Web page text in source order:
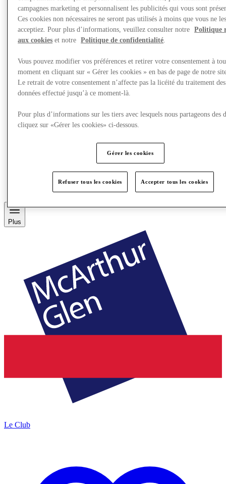
Découvrez la région
Carte Cadeau
Plus
Le Club
campagnes marketing et personnalisent les publicités qui vous sont
Ces cookies non nécessaires ne seront pas utilisés à moins que vous ne
acceptiez. Pour plus d’informations, veuillez consulter notre
Politique
aux cookies et notre Politique de confidentialité.
Vous pouvez modifier vos préférences et retirer votre consentement à
moment en cliquant sur « Gérer les cookies » en bas de page de notre
Le retrait de votre consentement n’affecte pas la licéité du traitement des
données effectué jusqu’à ce moment-là.
Pour plus d’informations sur les tiers avec lesquels nous partageons des
cliquez sur «Gérer les cookies» ci-dessous.
Gérer les cookies
Refuser tous les cookies Accepter tous les cookies